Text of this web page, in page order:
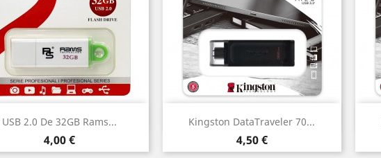
USB 2.0 De 32GB Rams...
Precio
4,00 €
Vista rápida Kingston DataTraveler 70...
Precio
4,50 €
Vista rápida